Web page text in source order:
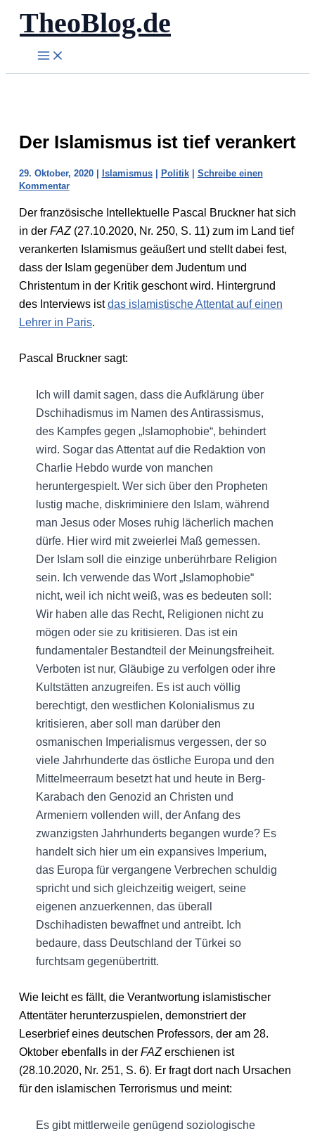
Zum
Inhalt
springen
TheoBlog.de
Der Islamismus ist tief verankert
29. Oktober, 2020 | Islamismus| Politik| Schreibe einen
Kommentar
Der französische Intellektuelle Pascal Bruckner hat sich
in der FAZ(27.10.2020, Nr. 250, S. 11) zum im Land tief
verankerten Islamismus geäußert und stellt dabei fest,
dass der Islam gegenüber dem Judentum und
Christentum in der Kritik geschont wird. Hintergrund
des Interviews istdas islamistische Attentat auf einen
Lehrer in Paris.
Pascal Bruckner sagt:
Ich will damit sagen, dass die Aufklärung über
Dschihadismus im Namen des Antirassismus,
des Kampfes gegen „Islamophobie“, behindert
wird. Sogar das Attentat auf die Redaktion von
Charlie Hebdo wurde von manchen
heruntergespielt. Wer sich über den Propheten
lustig mache, diskriminiere den Islam, während
man Jesus oder Moses ruhig lächerlich machen
dürfe. Hier wird mit zweierlei Maß gemessen.
Der Islam soll die einzige unberührbare Religion
sein. Ich verwende das Wort „Islamophobie“
nicht, weil ich nicht weiß, was es bedeuten soll:
Wir haben alle das Recht, Religionen nicht zu
mögen oder sie zu kritisieren. Das ist ein
fundamentaler Bestandteil der Meinungsfreiheit.
Verboten ist nur, Gläubige zu verfolgen oder ihre
Kultstätten anzugreifen. Es ist auch völlig
berechtigt, den westlichen Kolonialismus zu
kritisieren, aber soll man darüber den
osmanischen Imperialismus vergessen, der so
viele Jahrhunderte das östliche Europa und den
Mittelmeerraum besetzt hat und heute in Berg-
Karabach den Genozid an Christen und
Armeniern vollenden will, der Anfang des
zwanzigsten Jahrhunderts begangen wurde? Es
handelt sich hier um ein expansives Imperium,
das Europa für vergangene Verbrechen schuldig
spricht und sich gleichzeitig weigert, seine
eigenen anzuerkennen, das überall
Dschihadisten bewaffnet und antreibt. Ich
bedaure, dass Deutschland der Türkei so
furchtsam gegenübertritt.
Wie leicht es fällt, die Verantwortung islamistischer
Attentäter herunterzuspielen, demonstriert der
Leserbrief eines deutschen Professors, der am 28.
Oktober ebenfalls in der FAZerschienen ist
(28.10.2020, Nr. 251, S. 6). Er fragt dort nach Ursachen
für den islamischen Terrorismus und meint:
Es gibt mittlerweile genügend soziologische